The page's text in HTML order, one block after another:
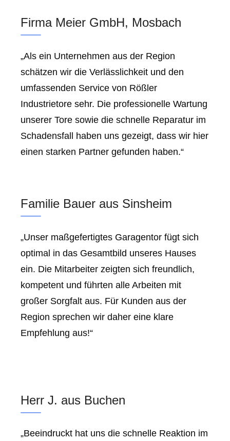
Firma Meier GmbH, Mosbach
„Als ein Unternehmen aus der Region
schätzen wir die Verlässlichkeit und den
umfassenden Service von Rößler
Industrietore sehr. Die professionelle Wartung
unserer Tore sowie die schnelle Reparatur im
Schadensfall haben uns gezeigt, dass wir hier
einen starken Partner gefunden haben.“
Familie Bauer aus Sinsheim
„Unser maßgefertigtes Garagentor fügt sich
optimal in das Gesamtbild unseres Hauses
ein. Die Mitarbeiter zeigten sich freundlich,
kompetent und führten alle Arbeiten mit
großer Sorgfalt aus. Für Kunden aus der
Region sprechen wir daher eine klare
Empfehlung aus!“
Herr J. aus Buchen
„Beeindruckt hat uns die schnelle Reaktion im